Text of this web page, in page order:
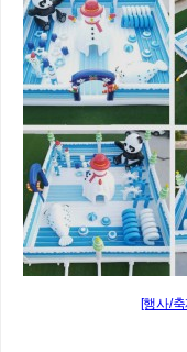
[행사/